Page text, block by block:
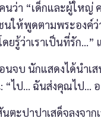
นว่า “เด็กและผู้ให
นให้พูดตามพระองค์
ยรู้ว่าเราเป็นที่รัก…”
นักแสดงได้นำเสนอ
ไป… ฉันส่งคุณไป… อ
าปาเสด็จลงจากเว